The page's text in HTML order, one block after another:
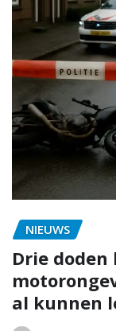
NIEUWS
Drie doden
al kunnen